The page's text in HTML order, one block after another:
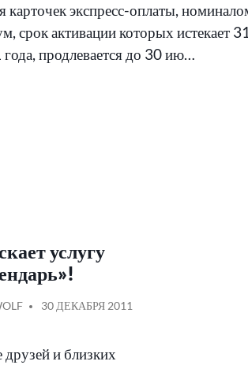
карточек экспресс-оплаты,
срок активации которых истекает
продлевается до 30 ию…
услугу
30 ДЕКАБРЯ 2011
и близких